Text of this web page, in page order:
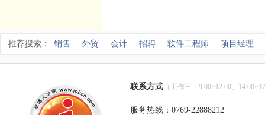
推荐搜索： 销售 外贸 会计 招聘 软件工程师 项目经理
联系方式 （工作日：9:00~12:00、
服务热线：0769-22888212